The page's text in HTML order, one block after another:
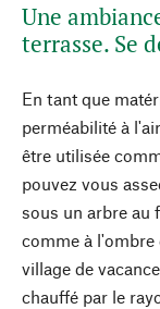
Une
terrasse. Se
En tant que
perméabilité à
être utilisée
pouvez vous
sous un arbre au
comme à l'ombre
village de
chauffé par le